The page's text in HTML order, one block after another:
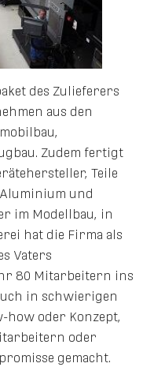
des Zulieferers
aus den
Zudem fertigt
Teile
und
im Modellbau, in
hat die Firma als
Vaters
80 Mitarbeitern ins
in schwierigen
how oder Konzept,
oder
gemacht.